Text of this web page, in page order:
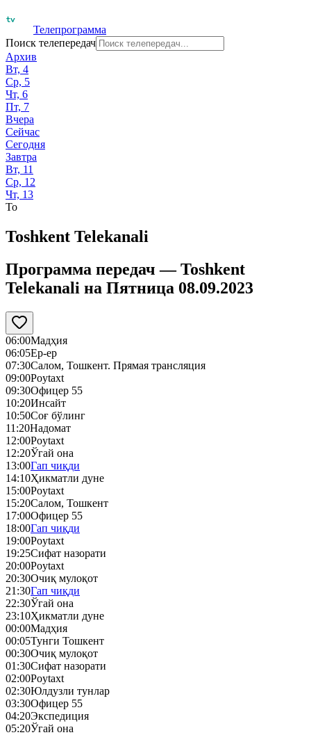
Телепрограмма
Поиск телепередач
Архив
Вт, 4
Ср, 5
Чт, 6
Пт, 7
Вчера
Сейчас
Сегодня
Завтра
Вт, 11
Ср, 12
Чт, 13
To
Toshkent Telekanali
Программа передач —Toshkent
Telekanali на Пятница 08.09.2023
06:00Мадҳия
06:05Ер-ер
07:30Салом, Тошкент. Прямая трансляция
09:00Poytaxt
09:30Офицер 55
10:20Инсайт
10:50Соғ бўлинг
11:20Надомат
12:00Poytaxt
12:20Ўгай она
13:00Гап чиқди
14:10Ҳикматли дуне
15:00Poytaxt
15:20Cалом, Тошкент
17:00Офицер 55
18:00Гап чиқди
19:00Poytaxt
19:25Сифат назорати
20:00Poytaxt
20:30Очиқ мулоқот
21:30Гап чиқди
22:30Ўгай она
23:10Ҳикматли дуне
00:00Мадҳия
00:05Тунги Тошкент
00:30Очиқ мулоқот
01:30Сифат назорати
02:00Poytaxt
02:30Юлдузли тунлар
03:30Офицер 55
04:20Экспедиция
05:20Ўгай она